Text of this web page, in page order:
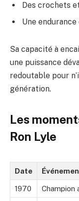
Des crochets
Une
Sa capacité à
une puissance
redoutable pour
génération.
Les
Ron Lyle
Date
1970 Champion